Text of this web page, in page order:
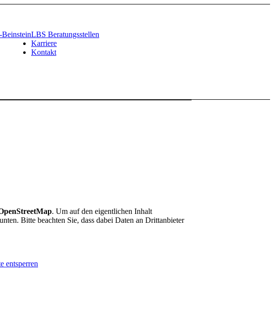
LBS Beratungsstellen
Karriere
Kontakt
. Um auf den eigentlichen Inhalt
Bitte beachten Sie, dass dabei Daten an Drittanbieter
entsperren